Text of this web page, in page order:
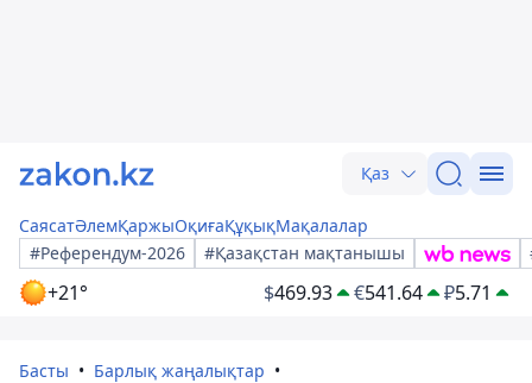
Қаз
СаясатӘлемҚаржыОқиғаҚұқықМақалалар
#Референдум-2026
#Қазақстан мақтанышы
+21° $469.93 €541.64 ₽5.71
Басты
Барлық жаңалықтар